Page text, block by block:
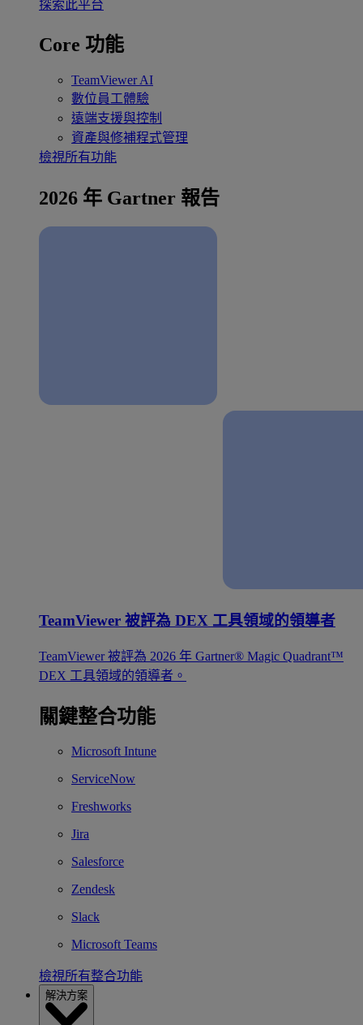
探索此平台
Core 功能
TeamViewer AI
數位員工體驗
遠端支援與控制
資產與修補程式管理
檢視所有功能
2026 年 Gartner 報告
TeamViewer 被評為 DEX 工具領域的領導者
TeamViewer 被評為 2026 年 Gartner® Magic Quadrant™
DEX 工具領域的領導者。
關鍵整合功能
Microsoft Intune
ServiceNow
Freshworks
Jira
Salesforce
Zendesk
Slack
Microsoft Teams
檢視所有整合功能
解決方案